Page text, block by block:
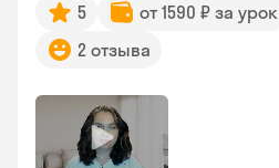
5 от 1590 ₽ за урок
2 отзыва